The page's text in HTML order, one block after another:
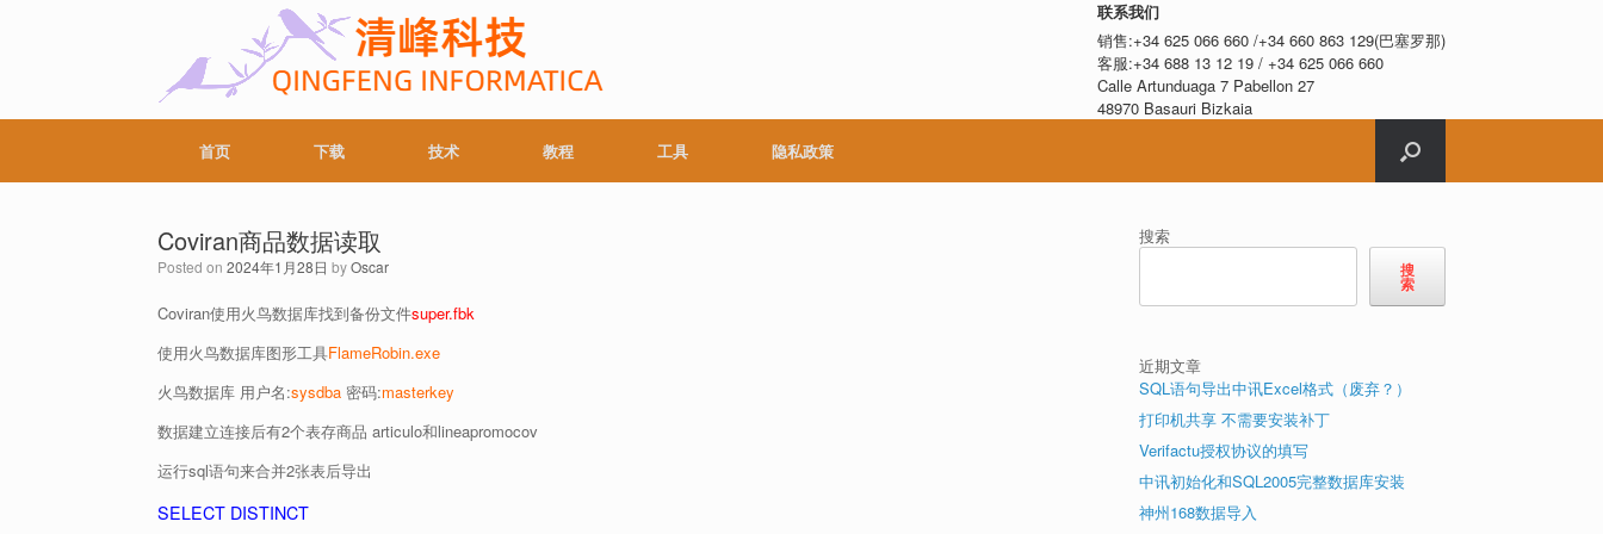
联系我们
销售:+34 625 066 660 /+34 660 863 129(巴塞罗那)
客服:+34 688 13 12 19 / +34 625 066 660
Calle Artunduaga 7 Pabellon 27
48970 Basauri Bizkaia
首页
下载 技术 教程 工具 隐私政策
Coviran商品数据读取
Posted on 2024年1月28日 byOscar
Coviran使用火鸟数据库找到备份文件super.fbk
使用火鸟数据库图形工具FlameRobin.exe
火鸟数据库 用户名:sysdba 密码:masterkey
数据建立连接后有2个表存商品 articulo和lineapromocov
运行sql语句来合并2张表后导出
SELECT DISTINCT
搜索
搜
索
近期文章
SQL语句导出中讯Excel格式（废弃？）
打印机共享 不需要安装补丁
Verifactu授权协议的填写
中讯初始化和SQL2005完整数据库安装
神州168数据导入